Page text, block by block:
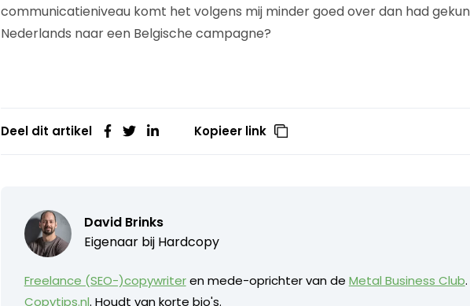
communicatieniveau komt het volgens mij minder goed over dan had
Nederlands naar een Belgische campagne?
Deel dit artikel Kopieer link
David Brinks
Eigenaar bij Hardcopy
Freelance (SEO-)copywriteren mede-oprichter van de Metal Business Club
Copytips.nl. Houdt van korte bio's.